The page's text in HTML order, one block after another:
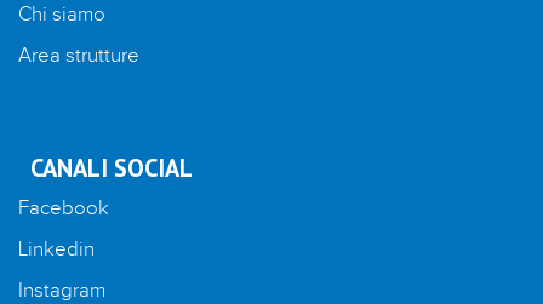
Chi siamo
Area strutture
CANALI SOCIAL
Facebook
Linkedin
Instagram